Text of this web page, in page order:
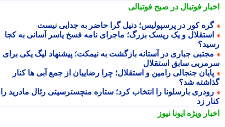
فوتبال در صبح فوتبالی
کور در پرسپولیس؛ دنیل گرا حاضر به جدایی نیست
و یک ریسک بزرگ؛ ماجرای نامه فسخ یاسر آسانی به کجا
جباری در آستانه بازگشت به نیمکت؛ پیشنهاد لیگ یکی برای
سابق استقلال
جنجالی رامین و استقلال؛ چرا رضاییان از جمع آبی ها کنار
شد؟
بارسلونا را انتخاب کرد؛ ستاره منچسترسیتی رئال مادرید را
زد
ویژهایونا نیوز